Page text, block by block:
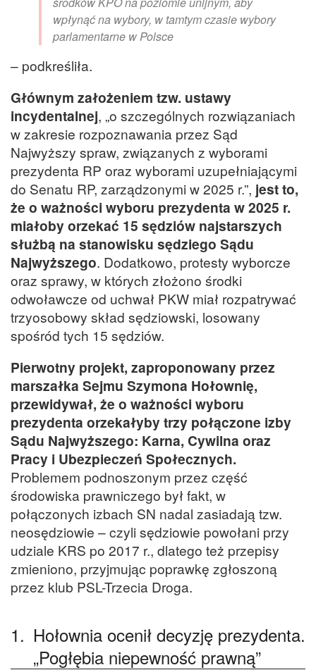
wpłynąć na wybory, w tamtym czasie wybory
parlamentarne w Polsce
– podkreśliła.
Głównym założeniem tzw. ustawy
incydentalnej, „o szczególnych rozwiązaniach
w zakresie rozpoznawania przez Sąd
Najwyższy spraw, związanych z wyborami
prezydenta RP oraz wyborami uzupełniającymi
do Senatu RP, zarządzonymi w 2025 r.”, jest to,
że o ważności wyboru prezydenta w 2025 r.
miałoby orzekać 15 sędziów najstarszych
służbą na stanowisku sędziego Sądu
Najwyższego. Dodatkowo, protesty wyborcze
oraz sprawy, w których złożono środki
odwoławcze od uchwał PKW miał rozpatrywać
trzyosobowy skład sędziowski, losowany
spośród tych 15 sędziów.
Pierwotny projekt, zaproponowany przez
marszałka Sejmu Szymona Hołownię,
przewidywał, że o ważności wyboru
prezydenta orzekałyby trzy połączone izby
Sądu Najwyższego: Karna, Cywilna oraz
Pracy i Ubezpieczeń Społecznych.
Problemem podnoszonym przez część
środowiska prawniczego był fakt, w
połączonych izbach SN nadal zasiadają tzw.
neosędziowie – czyli sędziowie powołani przy
udziale KRS po 2017 r., dlatego też przepisy
zmieniono, przyjmując poprawkę zgłoszoną
przez klub PSL-Trzecia Droga.
1. Hołownia ocenił decyzję prezydenta.
„Pogłębia niepewność prawną”